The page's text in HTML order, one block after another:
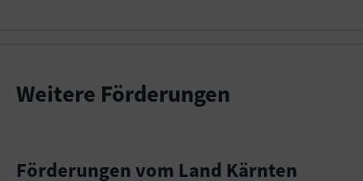
Weitere Förderungen
Förderungen vom Land Kärnten